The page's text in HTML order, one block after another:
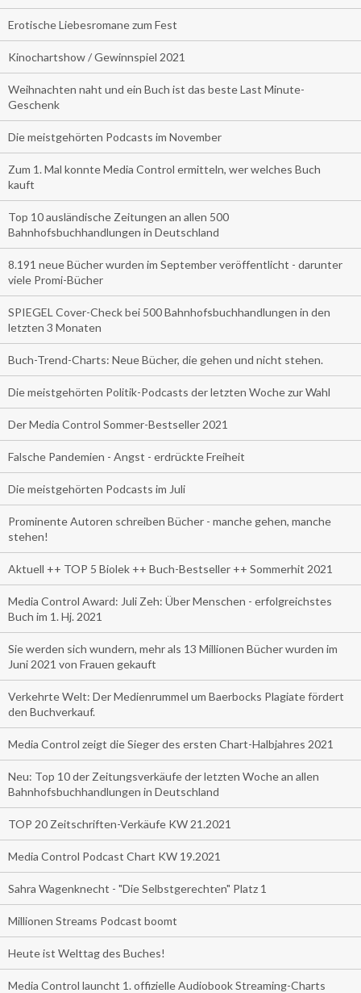
Erotische Liebesromane zum Fest
Kinochartshow / Gewinnspiel 2021
Weihnachten naht und ein Buch ist das beste Last Minute-
Geschenk
Die meistgehörten Podcasts im November
Zum 1. Mal konnte Media Control ermitteln, wer welches Buch
kauft
Top 10 ausländische Zeitungen an allen 500
Bahnhofsbuchhandlungen in Deutschland
8.191 neue Bücher wurden im September veröffentlicht - darunter
viele Promi-Bücher
SPIEGEL Cover-Check bei 500 Bahnhofsbuchhandlungen in den
letzten 3 Monaten
Buch-Trend-Charts: Neue Bücher, die gehen und nicht stehen.
Die meistgehörten Politik-Podcasts der letzten Woche zur Wahl
Der Media Control Sommer-Bestseller 2021
Falsche Pandemien - Angst - erdrückte Freiheit
Die meistgehörten Podcasts im Juli
Prominente Autoren schreiben Bücher - manche gehen, manche
stehen!
Aktuell ++ TOP 5 Biolek ++ Buch-Bestseller ++ Sommerhit 2021
Media Control Award: Juli Zeh: Über Menschen - erfolgreichstes
Buch im 1. Hj. 2021
Sie werden sich wundern, mehr als 13 Millionen Bücher wurden im
Juni 2021 von Frauen gekauft
Verkehrte Welt: Der Medienrummel um Baerbocks Plagiate fördert
den Buchverkauf.
Media Control zeigt die Sieger des ersten Chart-Halbjahres 2021
Neu: Top 10 der Zeitungsverkäufe der letzten Woche an allen
Bahnhofsbuchhandlungen in Deutschland
TOP 20 Zeitschriften-Verkäufe KW 21.2021
Media Control Podcast Chart KW 19.2021
Sahra Wagenknecht - "Die Selbstgerechten" Platz 1
Millionen Streams Podcast boomt
Heute ist Welttag des Buches!
Media Control launcht 1. offizielle Audiobook Streaming-Charts